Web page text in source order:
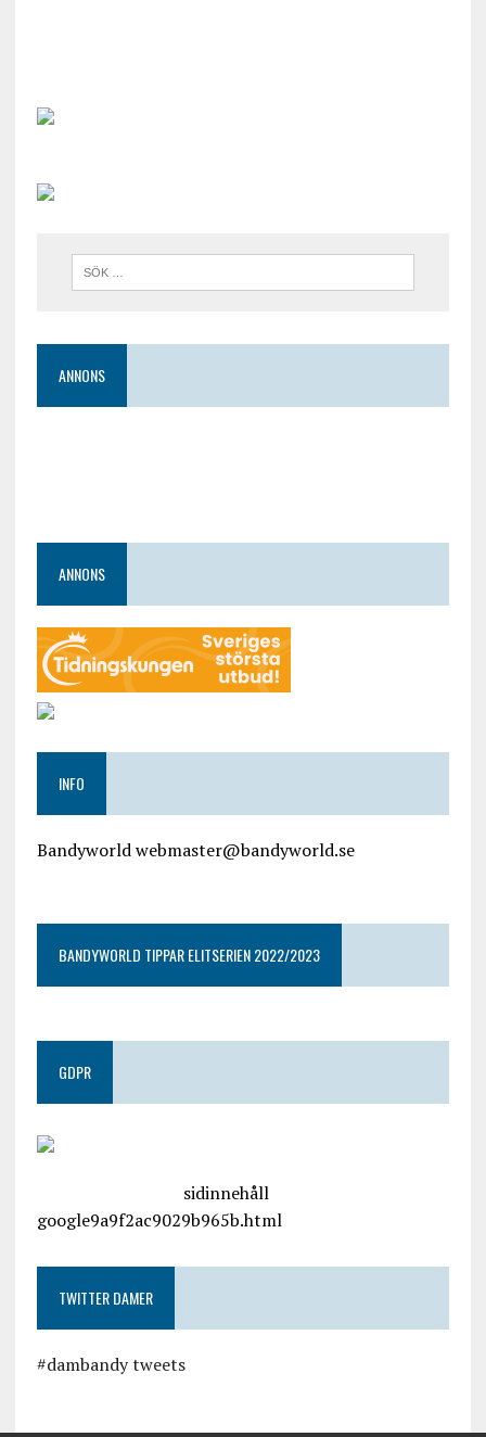
ANNONS
ANNONS
INFO
Bandyworld webmaster@bandyworld.se
BANDYWORLD TIPPAR ELITSERIEN 2022/2023
GDPR
sidinnehåll
google9a9f2ac9029b965b.html
TWITTER DAMER
#dambandy tweets